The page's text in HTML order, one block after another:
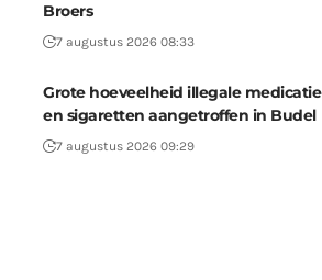
Broers
7 augustus 2026 08:33
Grote hoeveelheid illegale medicatie
en sigaretten aangetroffen in Budel
7 augustus 2026 09:29